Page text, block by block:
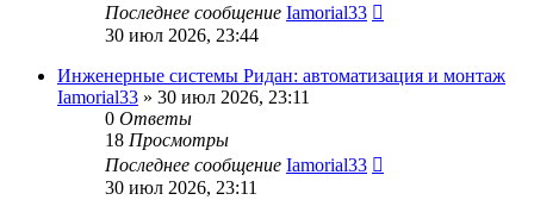
Последнее сообщение Iamorial33
30 июл 2026, 23:44
Инженерные системы Ридан: автоматизация и монтаж
Iamorial33 » 30 июл 2026, 23:11
0 Ответы
18 Просмотры
Последнее сообщение Iamorial33
30 июл 2026, 23:11